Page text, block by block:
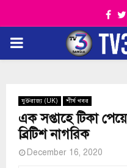
PRIMARY
যুক্তরাজ্য (UK) শীর্ষ খবর
এক সপ্তাহে টিকা
ব্রিটিশ নাগরিক
December 16, 2020